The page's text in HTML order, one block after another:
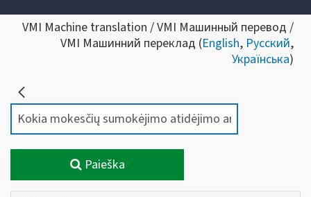
VMI Machine translation / VMI Машинный перевод /
VMI Машинний переклад (English, Русский,
Українська)
Paieška